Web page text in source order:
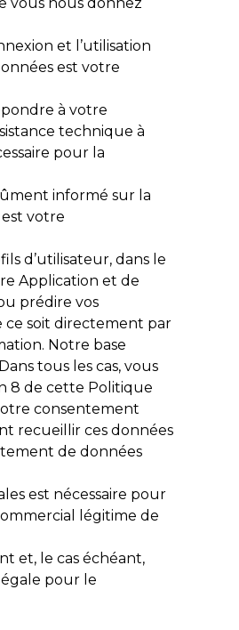
et l’utilisation
est votre
à votre
technique à
pour la
informé sur la
votre
d’utilisateur, dans le
Application et de
prédire vos
ce soit directement par
Notre base
tous les cas, vous
8 de cette Politique
consentement
recueillir ces données
de données
est nécessaire pour
légitime de
et, le cas échéant,
pour le